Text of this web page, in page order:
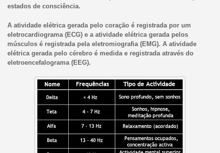
estados de consciência.
A atividade elétrica gerada pelo coração é registrada por um
eletrocardiograma (ECG) e a atividade elétrica gerada pelos
músculos é registrada pela eletromiografia (EMG). A atividade
elétrica gerada pelo cérebro é medida e registrada através do
eletroencefalograma (EEG).